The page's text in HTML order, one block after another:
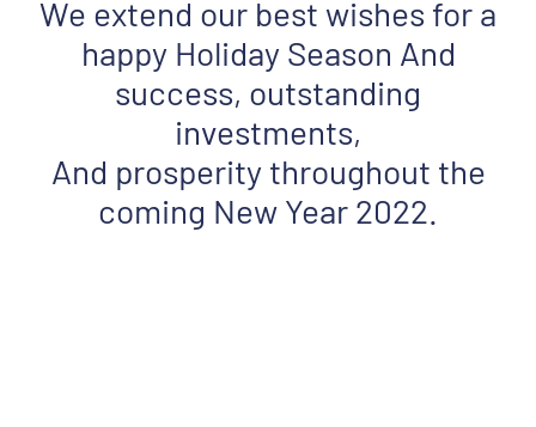
We extend our best wishes for a
happy Holiday Season And
success, outstanding
investments,
And prosperity throughout the
coming New Year 2022.